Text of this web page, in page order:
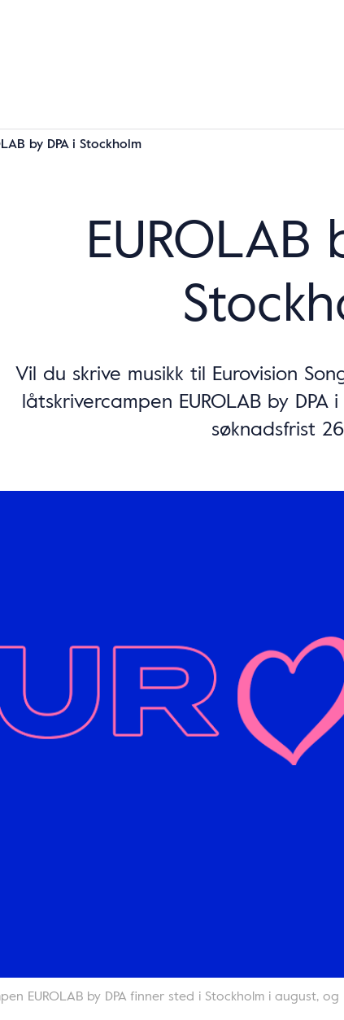
by DPA i Stockholm
EUROLAB
Vil du skrive musikk til Eurovision
låtskrivercampen EUROLAB by
søknadsfrist
EUROLAB by DPA finner sted i Stockholm i august,